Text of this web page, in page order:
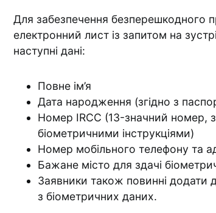
Для забезпечення безперешкодного
електронний лист із запитом на
наступні дані:
Повне ім’я
Дата народження (згідно з
Номер IRCC (13-значний номер,
біометричними інструкціями)
Номер мобільного телефону та
Бажане місто для здачі
Заявники також повинні додати
з біометричних даних.